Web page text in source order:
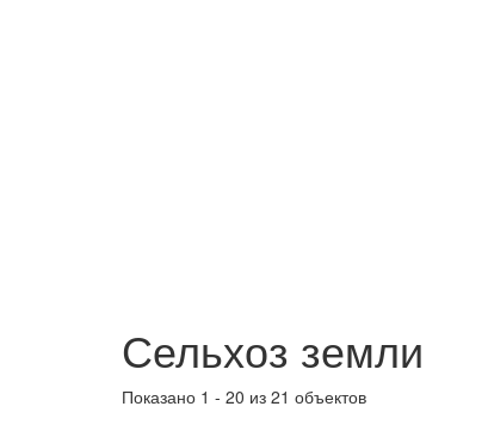
Сельхоз земли
Показано 1 - 20 из 21 объектов